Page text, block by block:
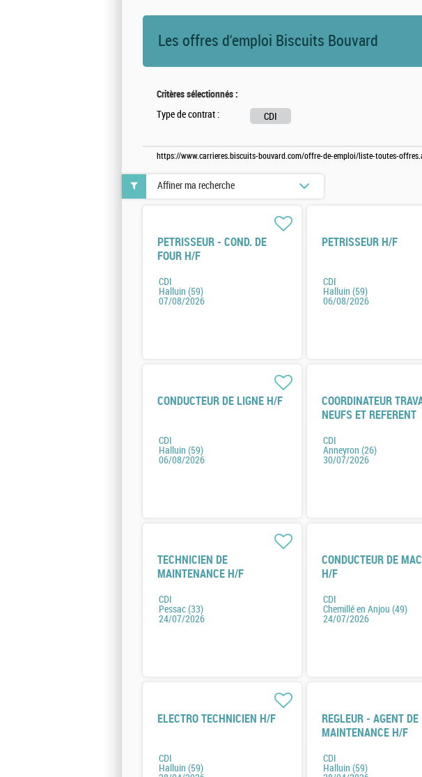
Les offres d'emploi Biscuits Bouvard
Critères sélectionnés :
Type de contrat : CDI
https://www.carrieres.biscuits-bouvard.com/offre-de-emploi/liste-toutes-
PETRISSEUR - COND. DE
FOUR H/F
CDI
Halluin (59)
07/08/2026
PETRISSEUR H/F
CDI
Halluin (59)
06/08/2026
CONDUCTEUR DE LIGNE H/F
CDI
Halluin (59)
06/08/2026
COORDINATEUR
NEUFS ET REFERENT
CDI
Anneyron (26)
30/07/2026
TECHNICIEN DE
MAINTENANCE H/F
CDI
Pessac (33)
24/07/2026
CONDUCTEUR DE
H/F
CDI
Chemillé en Anjou (49)
24/07/2026
ELECTRO TECHNICIEN H/F
CDI
Halluin (59)
REGLEUR - AGENT DE
MAINTENANCE H/F
CDI
Halluin (59)
Affiner ma recherche